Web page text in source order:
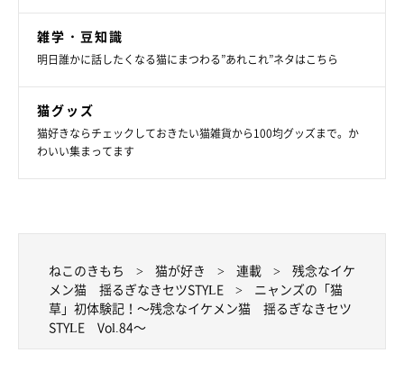
雑学・豆知識
明日誰かに話したくなる猫にまつわる”あれこれ”ネタはこちら
猫グッズ
猫好きならチェックしておきたい猫雑貨から100均グッズまで。か
わいい集まってます
ねこのきもち 猫が好き 連載
残念なイケ
メン猫 揺るぎなきセツSTYLE
ニャンズの「猫
草」初体験記！～残念なイケメン猫 揺るぎなきセツ
STYLE Vol.84～